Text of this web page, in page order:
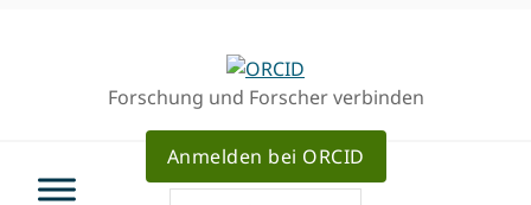
Forschung und Forscher verbinden
Anmelden bei ORCID